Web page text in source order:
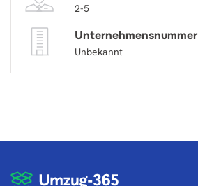
2-5
Unternehmensnummer
Unbekannt